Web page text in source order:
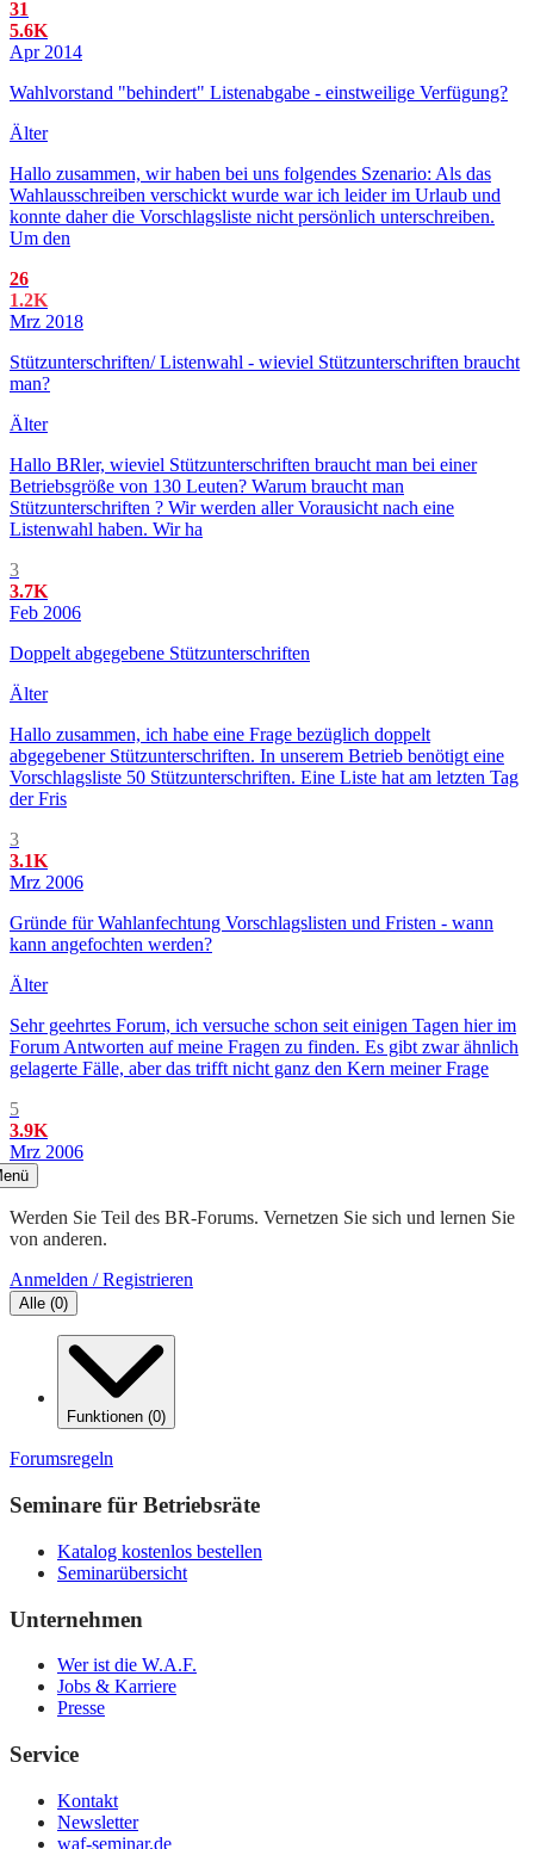
31
5.6K
Apr 2014
Wahlvorstand "behindert" Listenabgabe - einstweilige Verfügung?
Älter
Hallo zusammen, wir haben bei uns folgendes Szenario: Als das
Wahlausschreiben verschickt wurde war ich leider im Urlaub und
konnte daher die Vorschlagsliste nicht persönlich unterschreiben.
Um den
26
1.2K
Mrz 2018
Stützunterschriften/ Listenwahl - wieviel Stützunterschriften braucht
man?
Älter
Hallo BRler, wieviel Stützunterschriften braucht man bei einer
Betriebsgröße von 130 Leuten? Warum braucht man
Stützunterschriften ? Wir werden aller Vorausicht nach eine
Listenwahl haben. Wir ha
3
3.7K
Feb 2006
Doppelt abgegebene Stützunterschriften
Älter
Hallo zusammen, ich habe eine Frage bezüglich doppelt
abgegebener Stützunterschriften. In unserem Betrieb benötigt eine
Vorschlagsliste 50 Stützunterschriften. Eine Liste hat am letzten Tag
der Fris
3
3.1K
Mrz 2006
Gründe für Wahlanfechtung Vorschlagslisten und Fristen - wann
kann angefochten werden?
Älter
Sehr geehrtes Forum, ich versuche schon seit einigen Tagen hier im
Forum Antworten auf meine Fragen zu finden. Es gibt zwar ähnlich
gelagerte Fälle, aber das trifft nicht ganz den Kern meiner Frage
5
3.9K
Mrz 2006
Werden Sie Teil des BR-Forums. Vernetzen Sie sich und lernen Sie
von anderen.
Anmelden / Registrieren
Alle (0)
Funktionen (0)
Forumsregeln
Seminare für Betriebsräte
Katalog kostenlos bestellen
Seminarübersicht
Unternehmen
Wer ist die W.A.F.
Jobs & Karriere
Presse
Service
Kontakt
Newsletter
waf-seminar.de